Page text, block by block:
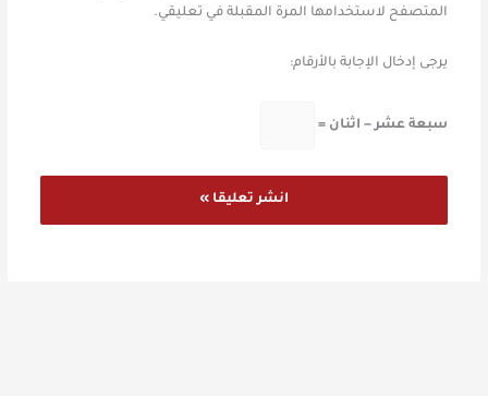
المتصفح لاستخدامها المرة المقبلة في تعليقي.
يرجى إدخال الإجابة بالأرقام:
سبعة عشر − اثنان =